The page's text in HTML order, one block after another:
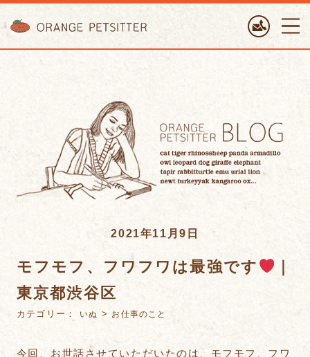
2021年11月9日
モフモフ、フワフワは最強です
東京都渋谷区
カテゴリー： いぬ > お仕事のこと
今回、お世話させていただいたのは、モフモフ、フワ